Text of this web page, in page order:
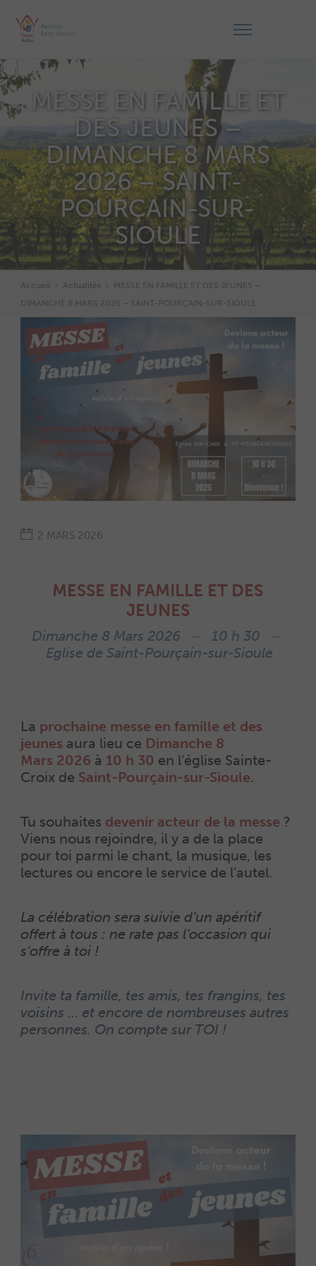
MESSE EN FAMILLE ET
DES JEUNES –
DIMANCHE 8 MARS
2026 – SAINT-
POURÇAIN-SUR-
SIOULE
Accueil Actualités
MESSE EN FAMILLE ET DES JEUNES –
DIMANCHE 8 MARS 2026 – SAINT-POURÇAIN-SUR-SIOULE
2 MARS 2026
MESSE EN FAMILLE ET DES
JEUNES
Dimanche 8 Mars 2026 – 10 h 30 –
Eglise de Saint-Pourçain-sur-Sioule
La prochaine messe en famille et des
jeunes aura lieu ce Dimanche 8
Mars 2026 à 10 h 30 en l’église Sainte-
Croix de Saint-Pourçain-sur-Sioule.
Tu souhaites devenir acteur de la messe ?
Viens nous rejoindre, il y a de la place
pour toi parmi le chant, la musique, les
lectures ou encore le service de l’autel.
La célébration sera suivie d’un apéritif
offert à tous : ne rate pas l’occasion qui
s’offre à toi !
Invite ta famille, tes amis, tes frangins, tes
voisins … et encore de nombreuses autres
personnes. On compte sur TOI !